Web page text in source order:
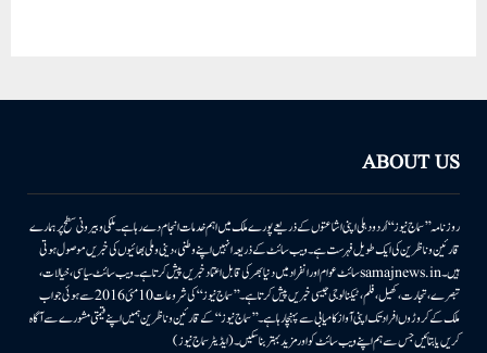
ABOUT US
روزنامہ ’’سماج نیوز‘‘ اُردو دہلی اپنی اشاعتوں کے ذریعے پورے ملک میں اہم خدمات انجام دے رہا ہے۔ ملکی وبیرونی سطح پر ہمارے
قارئین وناظرین کی ایک طویل فہرست ہے۔ ویب سائٹ کے ذریعہ انہیں اپنے وطنی، دینی وملی بھائیوں کی خبریں موصول ہوتی
ہیں۔samajnews.inسائٹ عوام اور انفراد میں دنیا بھر کی قابل اعتماد خبریں پیش کرتا ہے۔ ویب سائٹ سیاسی، خیالات،
تبصرے، تجارت، کھیل، فلم، ٹیکنالوجی جیسی خبریں پیش کرتا ہے۔ ’’سماج نیوز‘‘ کی شروعات 10مئی 2016 سے ہوئی جو اب
ملک کے کروڑوں افراد تک اپنی آواز کامیابی سے پہنچا رہا ہے۔ ’’سماج نیوز‘‘ کے قارئین وناظرین ہمیں اپنے قیمتی مشورے سے آگاہ
کریں یا بتائیں جس سے ہم اپنے ویب سائٹ کو اور مزید بہتر بناسکیں۔ (ایڈیٹر سماج نیوز)